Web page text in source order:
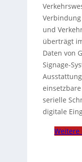
und
überträgt
Daten von
Signage-
serielle
digitale